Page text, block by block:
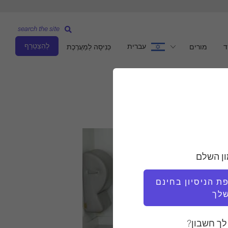
מורים עברית כְּנִיסָה לַמַעֲרֶכֶת לְהִצְטַרֵף
search the site
השלם
הניסיון בחינם
חשבון?